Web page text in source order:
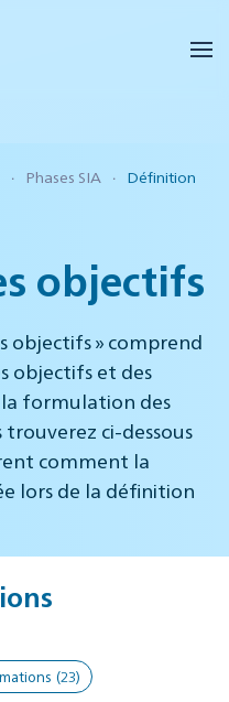
Phases SIA
Définition
objectifs
objectifs » comprend
objectifs et des
la formulation des
ci-dessous
comment la
lors de la définition
(23)